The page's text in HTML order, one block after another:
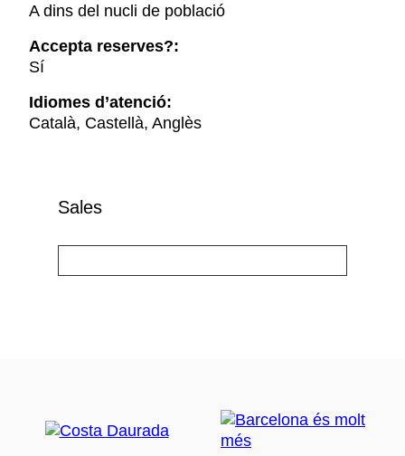
A dins del nucli de població
Accepta reserves?:
Sí
Idiomes d’atenció:
Català, Castellà, Anglès
Sales